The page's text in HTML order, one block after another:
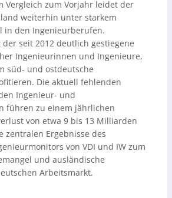
Vergleich zum Vorjahr leidet der
weiterhin unter starkem
in den Ingenieurberufen.
seit 2012 deutlich gestiegene
Ingenieurinnen und Ingenieure,
süd- und ostdeutsche
Die aktuell fehlenden
Ingenieur- und
führen zu einem jährlichen
von etwa 9 bis 13 Milliarden
zentralen Ergebnisse des
von VDI und IW zum
und ausländische
Arbeitsmarkt.